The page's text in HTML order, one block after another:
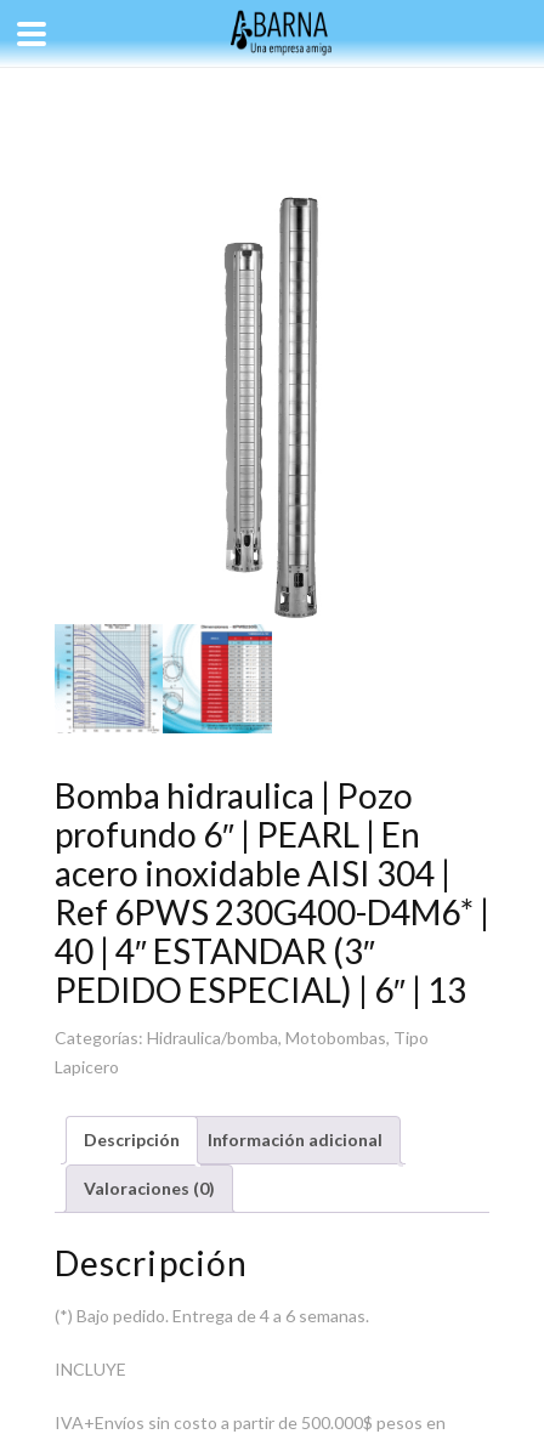
Bomba hidraulica | Pozo
profundo 6″ | PEARL | En
acero inoxidable AISI 304 |
Ref 6PWS 230G400-D4M6* |
40 | 4″ ESTANDAR (3″
PEDIDO ESPECIAL) | 6″ | 13
Categorías: Hidraulica/bomba, Motobombas, Tipo
Lapicero
Descripción Información adicional
Valoraciones (0)
Descripción
(*) Bajo pedido. Entrega de 4 a 6 semanas.
INCLUYE
IVA+Envíos sin costo a partir de 500.000$ pesos en